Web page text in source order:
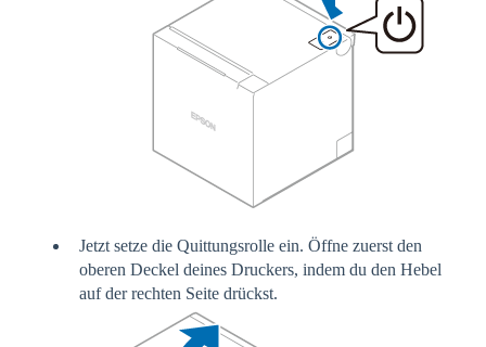
Jetzt setze die Quittungsrolle ein. Öffne zuerst den
oberen Deckel deines Druckers, indem du den Hebel
auf der rechten Seite drückst.